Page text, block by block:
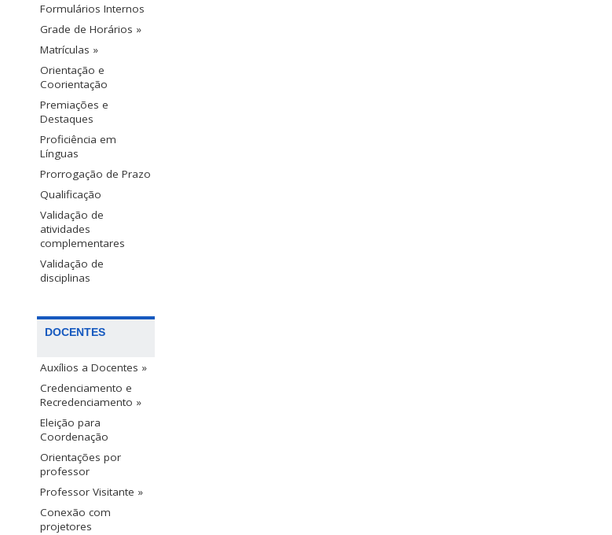
Formulários Internos
Grade de Horários »
Matrículas »
Orientação e
Coorientação
Premiações e
Destaques
Proficiência em
Línguas
Prorrogação de Prazo
Qualificação
Validação de
atividades
complementares
Validação de
disciplinas
DOCENTES
Auxílios a Docentes »
Credenciamento e
Recredenciamento »
Eleição para
Coordenação
Orientações por
professor
Professor Visitante »
Conexão com
projetores